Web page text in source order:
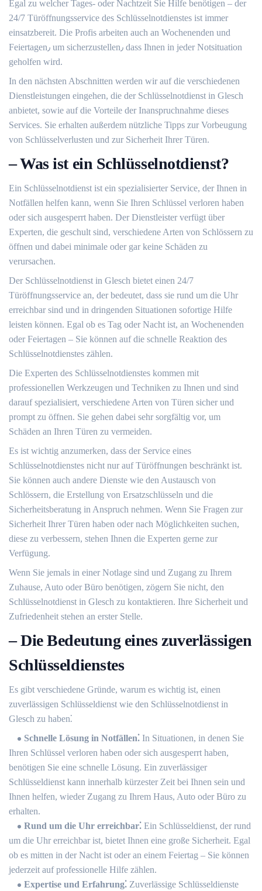
Egal zu welcher Tages- oder Nachtzeit Sie Hilfe benötigen ‒ der
24/7 Türöffnungsservice des Schlüsselnotdienstes ist immer
einsatzbereit.​ Die Profis arbeiten auch an Wochenenden und
Feiertagen٫ um sicherzustellen٫ dass Ihnen in jeder Notsituation
geholfen wird.​
In den nächsten Abschnitten werden wir auf die verschiedenen
Dienstleistungen eingehen, die der Schlüsselnotdienst in Glesch
anbietet, sowie auf die Vorteile der Inanspruchnahme dieses
Services.​ Sie erhalten außerdem nützliche Tipps zur Vorbeugung
von Schlüsselverlusten und zur Sicherheit Ihrer Türen.​
– Was ist ein Schlüsselnotdienst?
Ein Schlüsselnotdienst ist ein spezialisierter Service, der Ihnen in
Notfällen helfen kann, wenn Sie Ihren Schlüssel verloren haben
oder sich ausgesperrt haben.​ Der Dienstleister verfügt über
Experten, die geschult sind, verschiedene Arten von Schlössern zu
öffnen und dabei minimale oder gar keine Schäden zu
verursachen.​
Der Schlüsselnotdienst in Glesch bietet einen 24/7
Türöffnungsservice an, der bedeutet, dass sie rund um die Uhr
erreichbar sind und in dringenden Situationen sofortige Hilfe
leisten können.​ Egal ob es Tag oder Nacht ist, an Wochenenden
oder Feiertagen ‒ Sie können auf die schnelle Reaktion des
Schlüsselnotdienstes zählen.
Die Experten des Schlüsselnotdienstes kommen mit
professionellen Werkzeugen und Techniken zu Ihnen und sind
darauf spezialisiert, verschiedene Arten von Türen sicher und
prompt zu öffnen.​ Sie gehen dabei sehr sorgfältig vor, um
Schäden an Ihren Türen zu vermeiden.​
Es ist wichtig anzumerken, dass der Service eines
Schlüsselnotdienstes nicht nur auf Türöffnungen beschränkt ist.​
Sie können auch andere Dienste wie den Austausch von
Schlössern, die Erstellung von Ersatzschlüsseln und die
Sicherheitsberatung in Anspruch nehmen.​ Wenn Sie Fragen zur
Sicherheit Ihrer Türen haben oder nach Möglichkeiten suchen,
diese zu verbessern, stehen Ihnen die Experten gerne zur
Verfügung.​
Wenn Sie jemals in einer Notlage sind und Zugang zu Ihrem
Zuhause, Auto oder Büro benötigen, zögern Sie nicht, den
Schlüsselnotdienst in Glesch zu kontaktieren. Ihre Sicherheit und
Zufriedenheit stehen an erster Stelle.​
– Die Bedeutung eines zuverlässigen
Schlüsseldienstes
Es gibt verschiedene Gründe, warum es wichtig ist, einen
zuverlässigen Schlüsseldienst wie den Schlüsselnotdienst in
Glesch zu haben⁚
Schnelle Lösung in Notfällen⁚ In Situationen, in denen Sie
Ihren Schlüssel verloren haben oder sich ausgesperrt haben,
benötigen Sie eine schnelle Lösung. Ein zuverlässiger
Schlüsseldienst kann innerhalb kürzester Zeit bei Ihnen sein und
Ihnen helfen, wieder Zugang zu Ihrem Haus, Auto oder Büro zu
erhalten.
Rund um die Uhr erreichbar⁚ Ein Schlüsseldienst, der rund
um die Uhr erreichbar ist, bietet Ihnen eine große Sicherheit. Egal
ob es mitten in der Nacht ist oder an einem Feiertag ‒ Sie können
jederzeit auf professionelle Hilfe zählen.
Expertise und Erfahrung⁚ Zuverlässige Schlüsseldienste